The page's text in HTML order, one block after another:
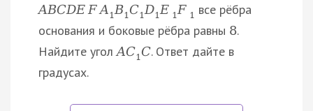
ABCDE F A 1B1C1D1E 1F 1 все рёбра
основания и боковые рёбра равны 8.
Найдите уголAC1C. Ответ дайте в
градусах.